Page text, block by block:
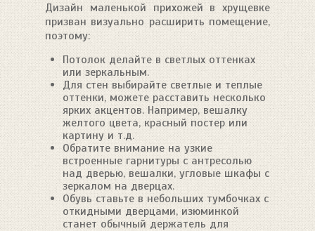
Дизайн маленькой прихожей в хрущевке
призван визуально расширить помещение,
поэтому:
Потолок делайте в светлых оттенках
или зеркальным.
Для стен выбирайте светлые и теплые
оттенки, можете расставить несколько
ярких акцентов. Например, вешалку
желтого цвета, красный постер или
картину и т.д.
Обратите внимание на узкие
встроенные гарнитуры с антресолью
над дверью, вешалки, угловые шкафы с
зеркалом на дверцах.
Обувь ставьте в небольших тумбочках с
откидными дверцами, изюминкой
станет обычный держатель для